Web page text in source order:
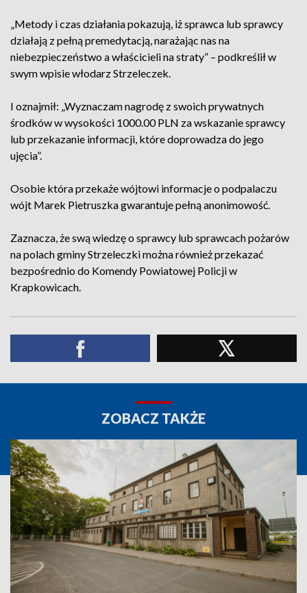
„Metody i czas działania pokazują, iż sprawca lub sprawcy
działają z pełną premedytacją, narażając nas na
niebezpieczeństwo a właścicieli na straty” – podkreślił w
swym wpisie włodarz Strzeleczek.
I oznajmił: „Wyznaczam nagrodę z swoich prywatnych
środków w wysokości 1000.00 PLN za wskazanie sprawcy
lub przekazanie informacji, które doprowadza do jego
ujęcia”.
Osobie która przekaże wójtowi informacje o podpalaczu
wójt Marek Pietruszka gwarantuje pełną anonimowość.
Zaznacza, że swą wiedzę o sprawcy lub sprawcach pożarów
na polach gminy Strzeleczki można również przekazać
bezpośrednio do Komendy Powiatowej Policji w
Krapkowicach.
ZOBACZ TAKŻE